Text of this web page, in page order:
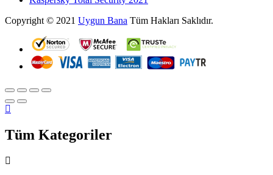
Copyright © 2021 Uygun Bana Tüm Hakları Saklıdır.
Tüm Kategoriler